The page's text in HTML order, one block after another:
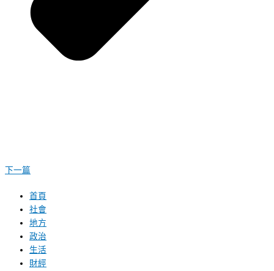
下一篇
首頁
社會
地方
政治
生活
財經